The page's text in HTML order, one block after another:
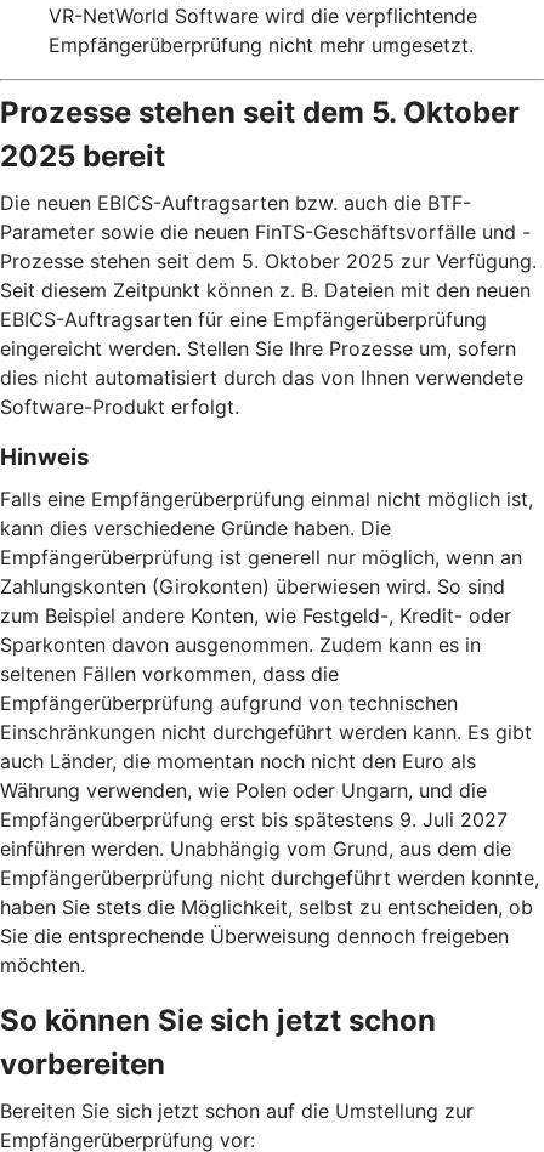
VR-NetWorld Software wird die verpflichtende
Empfängerüberprüfung nicht mehr umgesetzt.
Prozesse stehen seit dem 5. Oktober
2025 bereit
Die neuen EBICS-Auftragsarten bzw. auch die BTF-
Parameter sowie die neuen FinTS-Geschäftsvorfälle und -
Prozesse stehen seit dem 5. Oktober 2025 zur Verfügung.
Seit diesem Zeitpunkt können z. B. Dateien mit den neuen
EBICS-Auftragsarten für eine Empfängerüberprüfung
eingereicht werden. Stellen Sie Ihre Prozesse um, sofern
dies nicht automatisiert durch das von Ihnen verwendete
Software-Produkt erfolgt.
Hinweis
Falls eine Empfängerüberprüfung einmal nicht möglich ist,
kann dies verschiedene Gründe haben. Die
Empfängerüberprüfung ist generell nur möglich, wenn an
Zahlungskonten (Girokonten) überwiesen wird. So sind
zum Beispiel andere Konten, wie Festgeld-, Kredit- oder
Sparkonten davon ausgenommen. Zudem kann es in
seltenen Fällen vorkommen, dass die
Empfängerüberprüfung aufgrund von technischen
Einschränkungen nicht durchgeführt werden kann. Es gibt
auch Länder, die momentan noch nicht den Euro als
Währung verwenden, wie Polen oder Ungarn, und die
Empfängerüberprüfung erst bis spätestens 9. Juli 2027
einführen werden. Unabhängig vom Grund, aus dem die
Empfängerüberprüfung nicht durchgeführt werden konnte,
haben Sie stets die Möglichkeit, selbst zu entscheiden, ob
Sie die entsprechende Überweisung dennoch freigeben
möchten.
So können Sie sich jetzt schon
vorbereiten
Bereiten Sie sich jetzt schon auf die Umstellung zur
Empfängerüberprüfung vor: